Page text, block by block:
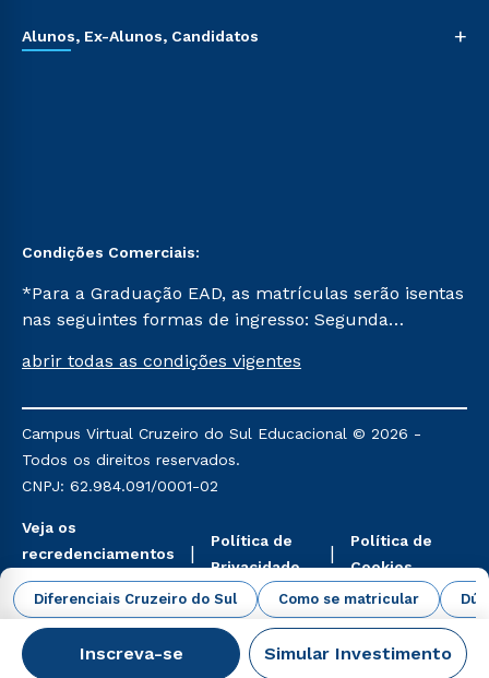
Diferenciais Cruzeiro do Sul Como se matricular
Inscreva-se Simular Investimento
Alunos, Ex-Alunos, Candidatos +
Condições Comerciais:
*Para a Graduação EAD, as matrículas serão isentas
nas seguintes formas de ingresso: Segunda
Já para as demais, a taxa de matrícula será de R$
mencionadas são referentes aos cursos: Ensino
Religioso, Geografia para a Docência e Metodologia
do Ensino de História: Questões Atuais.
abrir todas as condições vigentes
Campus Virtual Cruzeiro do Sul Educacional © 2026 -
Todos os direitos reservados.
CNPJ: 62.984.091/0001-02
Veja os
recredenciamentos
aqui
Política de
Privacidade
Política de
Cookies